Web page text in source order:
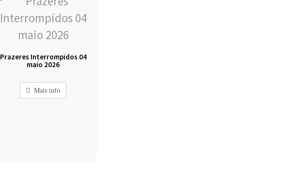
Prazeres Interrompidos 04
maio 2026
Mais info